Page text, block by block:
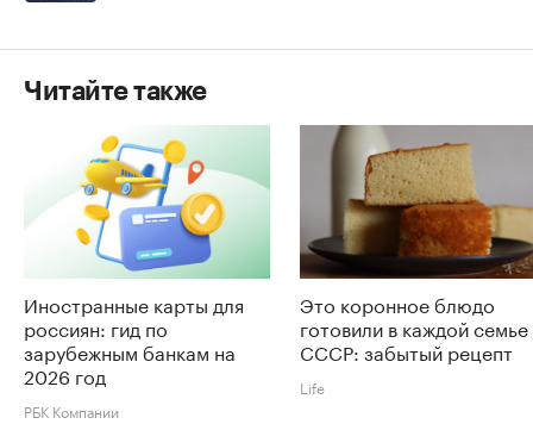
Читайте также
Иностранные карты для
россиян: гид по
зарубежным банкам на
2026 год
РБК Компании
Это коронное блюдо
готовили в каждой семье
СССР: забытый рецепт
Life